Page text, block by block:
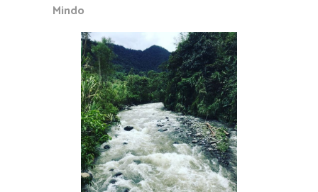
Mindo